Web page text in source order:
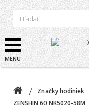
MENU
Značky hodiniek
ZENSHIN 60 NK5020-58M